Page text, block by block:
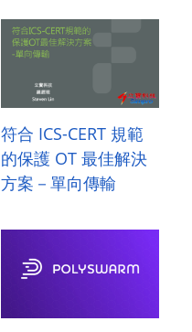
符合 ICS-CERT 規範
的保護 OT 最佳解決
方案－單向傳輸